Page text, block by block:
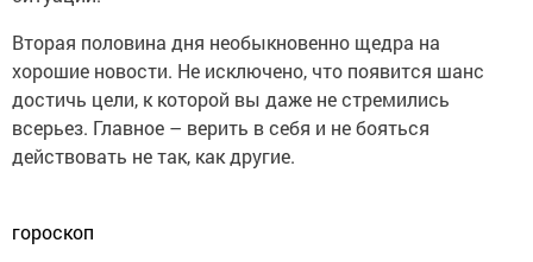
Вторая половина дня необыкновенно щедра на
хорошие новости. Не исключено, что появится шанс
достичь цели, к которой вы даже не стремились
всерьез. Главное – верить в себя и не бояться
действовать не так, как другие.
гороскоп